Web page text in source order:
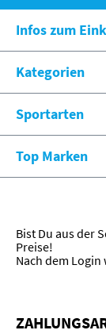
Infos zum
Kategorien
Sportarten
Top Marken
Bist Du aus der
Preise!
Nach dem